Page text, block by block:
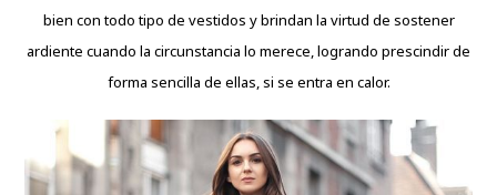
bien con todo tipo de vestidos y brindan la virtud de sostener
ardiente cuando la circunstancia lo merece, logrando prescindir de
forma sencilla de ellas, si se entra en calor.